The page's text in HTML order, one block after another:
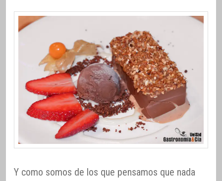
Y como somos de los que pensamos que nada